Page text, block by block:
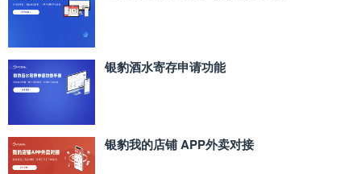
银豹酒水寄存申请功能
银豹我的店铺 APP外卖对接